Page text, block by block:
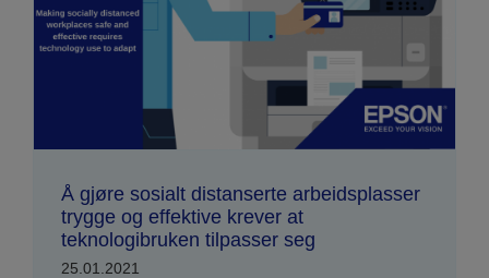
Å gjøre sosialt distanserte arbeidsplasser
trygge og effektive krever at
teknologibruken tilpasser seg
25.01.2021